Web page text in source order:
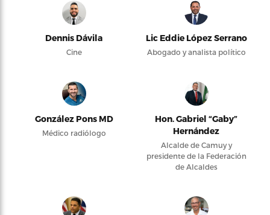
Dennis Dávila
Cine
Lic Eddie López Serrano
Abogado y analista político
González Pons MD
Médico radiólogo
Hon. Gabriel “Gaby”
Hernández
Alcalde de Camuy y
presidente de la Federación
de Alcaldes